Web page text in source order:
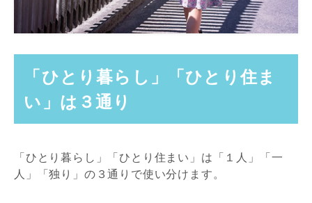
「ひとり暮らし」「ひとり住ま
い」は３通り
「ひとり暮らし」「ひとり住まい」は「１人」「一
人」「独り」の３通りで使い分けます。